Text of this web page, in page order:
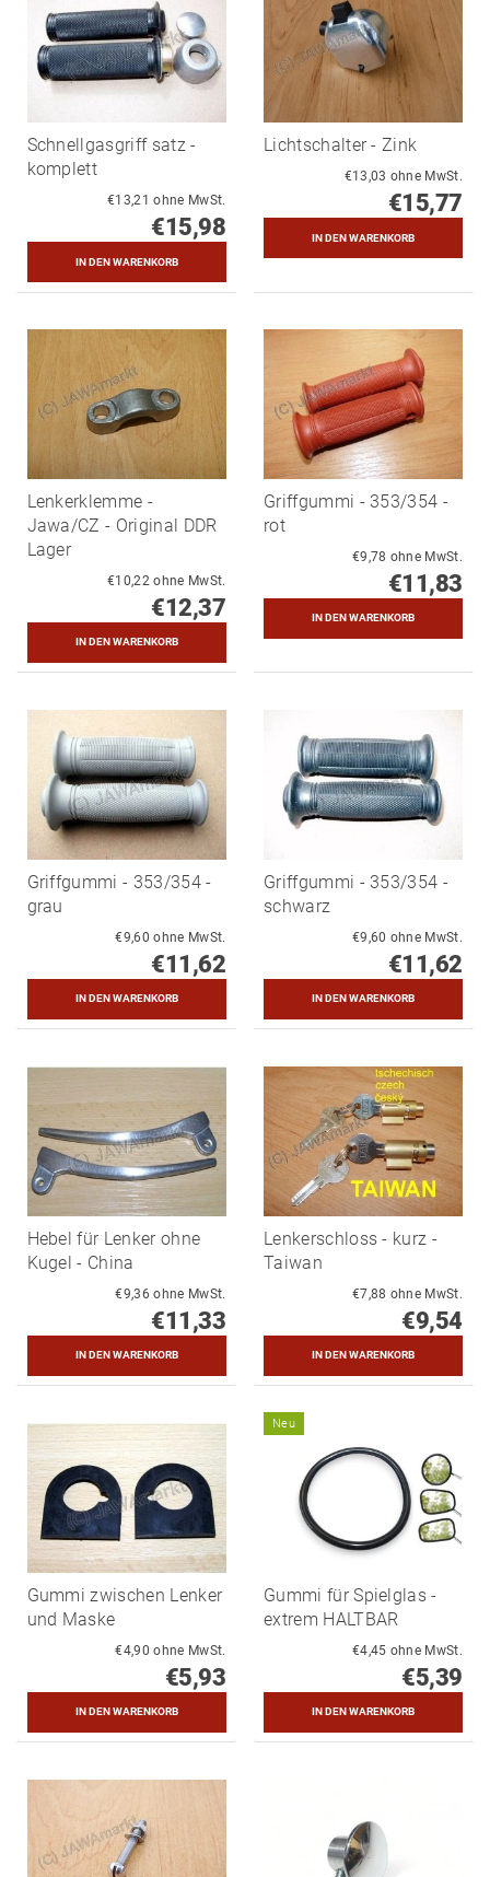
Schnellgasgriff satz -
komplett
€13,21 ohne MwSt.
€15,98
Lichtschalter - Zink
€13,03 ohne MwSt.
€15,77
Lenkerklemme -
Jawa/CZ - Original DDR
Lager
€10,22 ohne MwSt.
€12,37
Griffgummi - 353/354 -
rot
€9,78 ohne MwSt.
€11,83
Griffgummi - 353/354 -
grau
€9,60 ohne MwSt.
€11,62
Griffgummi - 353/354 -
schwarz
€9,60 ohne MwSt.
€11,62
Hebel für Lenker ohne
Kugel - China
€9,36 ohne MwSt.
€11,33
Lenkerschloss - kurz -
Taiwan
€7,88 ohne MwSt.
€9,54
Gummi zwischen Lenker
und Maske
€4,90 ohne MwSt.
€5,93
Neu
Gummi für Spielglas -
extrem HALTBAR
€4,45 ohne MwSt.
€5,39